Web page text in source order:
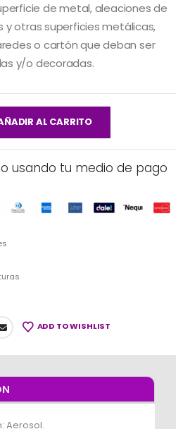
de metal, aleaciones de
y otras superficies metálicas,
o cartón que deban ser
y/o decoradas.
AL CARRITO
usando tu medio de pago
ADD TO WISHLIST
Aerosol.